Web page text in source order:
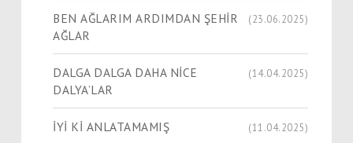
BEN AĞLARIM ARDIMDAN ŞEHİR
AĞLAR
(23.06.2025)
DALGA DALGA DAHA NİCE
DALYA’LAR
(14.04.2025)
İYİ Kİ ANLATAMAMIŞ (11.04.2025)